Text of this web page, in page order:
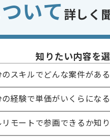
20代活躍中 , 30代活躍中 ,
140時間〜180時間
15日
ます。
いて 詳しく
知りたい内容を
のスキルでどんな案件があ
の経験で単価がいくらにな
リモートで参画できるか知